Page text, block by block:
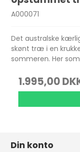
A000071
Det australske
skønt træ i en
sommeren. Her
1.995,00
Din konto